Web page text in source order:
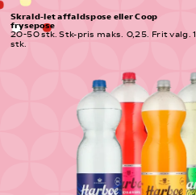
Skrald-let affaldspose eller Coop
frysepose
20-50 stk. Stk-pris maks.  0,25. Frit valg. 1
stk.